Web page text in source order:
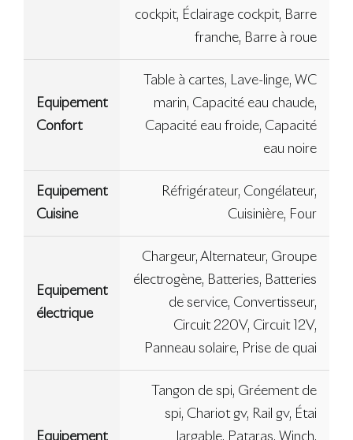
cockpit, Éclairage cockpit, Barre
franche, Barre à roue
Equipement
Confort
Table à cartes, Lave-linge, WC
marin, Capacité eau chaude,
Capacité eau froide, Capacité
eau noire
Equipement
Cuisine
Réfrigérateur, Congélateur,
Cuisinière, Four
Equipement
électrique
Chargeur, Alternateur, Groupe
électrogène, Batteries, Batteries
de service, Convertisseur,
Circuit 220V, Circuit 12V,
Panneau solaire, Prise de quai
Equipement
Tangon de spi, Gréement de
spi, Chariot gv, Rail gv, Étai
largable, Pataras, Winch,